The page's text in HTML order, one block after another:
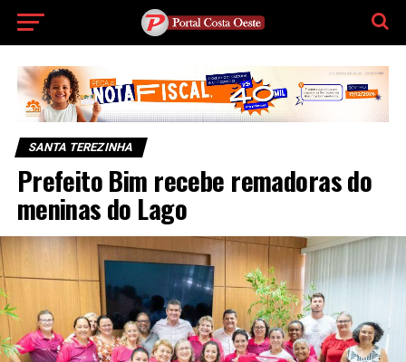
SANTA TEREZINHA
Prefeito Bim recebe remadoras do
meninas do Lago